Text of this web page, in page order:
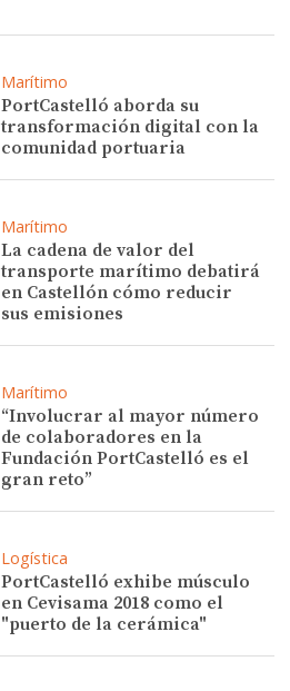
Marítimo
PortCastelló aborda su
transformación digital con la
comunidad portuaria
Marítimo
La cadena de valor del
transporte marítimo debatirá
en Castellón cómo reducir
sus emisiones
Marítimo
“Involucrar al mayor número
de colaboradores en la
Fundación PortCastelló es el
gran reto”
Logística
PortCastelló exhibe músculo
en Cevisama 2018 como el
"puerto de la cerámica"